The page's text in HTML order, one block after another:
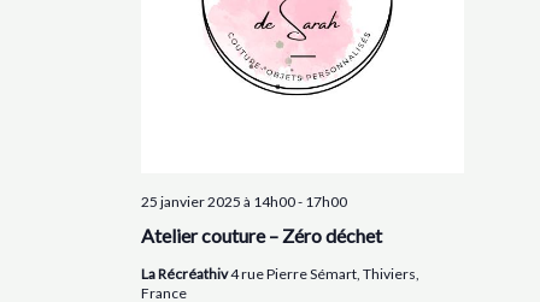
Atelier couture – Zéro déchet
25 janvier 2025 à 14h00- 17h00
La Récréathiv4 rue Pierre Sémart, Thiviers,
France